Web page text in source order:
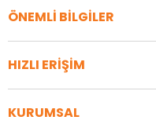
ÖNEMLİ BİLGİLER
HIZLI ERİŞİM
KURUMSAL